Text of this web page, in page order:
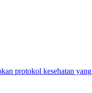
protokol kesehatan